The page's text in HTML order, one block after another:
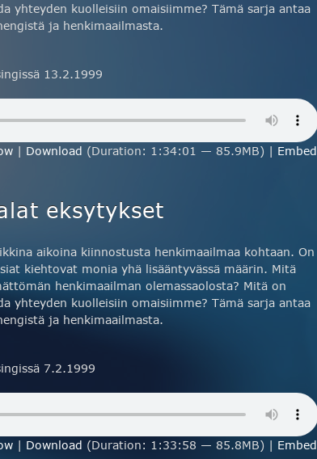
yhteyden kuolleisiin omaisiimme? Tämä sarja antaa
ja henkimaailmasta.
13.2.1999
| Download (Duration: 1:34:01 — 85.9MB) | Embed
eksytykset
aikoina kiinnostusta henkimaailmaa kohtaan. On
kiehtovat monia yhä lisääntyvässä määrin. Mitä
henkimaailman olemassaolosta? Mitä on
yhteyden kuolleisiin omaisiimme? Tämä sarja antaa
ja henkimaailmasta.
7.2.1999
| Download (Duration: 1:33:58 — 85.8MB) | Embed